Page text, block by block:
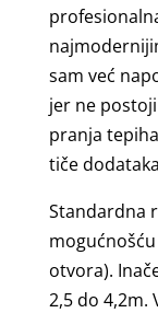
sam već
jer ne
pranja
tiče
Standardna
otvora).
2,5 do 4,2m.